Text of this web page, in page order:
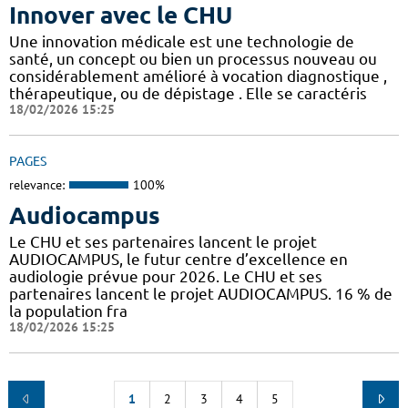
Innover avec le CHU
Une innovation médicale est une technologie de
santé, un concept ou bien un processus nouveau ou
considérablement amélioré à vocation diagnostique ,
thérapeutique, ou de dépistage . Elle se caractéris
18/02/2026 15:25
PAGES
relevance: 100%
Audiocampus
Le CHU et ses partenaires lancent le projet
AUDIOCAMPUS, le futur centre d’excellence en
audiologie prévue pour 2026. Le CHU et ses
partenaires lancent le projet AUDIOCAMPUS. 16 % de
la population fra
18/02/2026 15:25
1 2 3 4 5